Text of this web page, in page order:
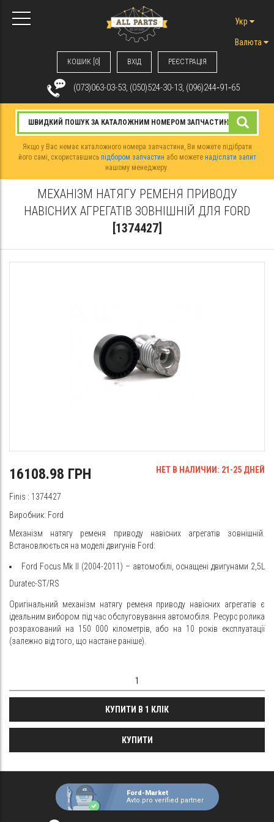
КОШИК [0] ВХIД РЕЄСТРАЦІЯ
Укр
Валюта
(073)063-03-53, (050)524-30-13, (096)244‑91‑65
Якщо у Вас немає каталожного номера запчастини, Ви можете підібрати
його самі, скориставшись підбором запчастин або можете надіслати запит
нашому менеджеру.
МЕХАНІЗМ НАТЯГУ РЕМЕНЯ ПРИВОДУ
НАВІСНИХ АГРЕГАТІВ ЗОВНІШНІЙ ДЛЯ FORD
[1374427]
16108.98 ГРН НЕТ В НАЛИЧИИ: 21-25 ДНЕЙ
Finis : 1374427
Виробник: Ford
Механізм натягу ременя приводу навісних агрегатів зовнішній.
Встановлюється на моделі двигунів Ford:
Ford Focus Mk II (2004-2011) – автомобілі, оснащені двигунами 2,5L
Duratec-ST/RS
Оригінальний механізм натягу ременя приводу навісних агрегатів є
ідеальним вибором під час обслуговування автомобіля. Ресурс ролика
розрахований на 150 000 кілометрів, або на 10 років експлуатації
(залежно від того, що настане раніше).
КУПИТИ В 1 КЛІК
КУПИТИ
Ford-Market
Avto.pro verified partner